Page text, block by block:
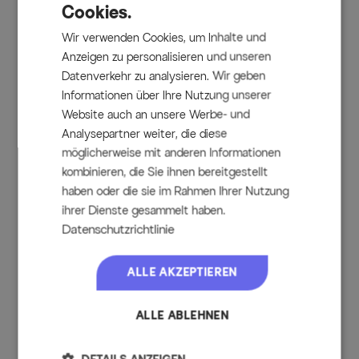
hochwertige Materialien verwendet, die durch ihre
entsprechen. Durch diesen hohen Standard sind die Möbel
besonders strapazierfähig und bei richtiger Pflege äußerst
haltbar.
Hohe Belastbarkeit und klappbar
Aufgrund der besonders stabilen Bauweise können die
Sessel mit bis zu ca. 130 kg belastet werden. Bei Bedarf
lassen sich die Sessel zusammenklappen und platzsparend
verstauen.
Bodenschoner
Die Esstischgarnitur verfügt über Kunststoffkappen an
den Füßen und schützt so Ihren Terrassenboden vor
Kratzern.
1x OUTFLEXX® Ausziehtisch in OUTFLEXX® anthrazit
matt, ca. 180/280 x 100 x 78 cm
Cookies.
Wir verwenden Cookies, um Inhalte und
Anzeigen zu personalisieren und unseren
Datenverkehr zu analysieren. Wir geben
Informationen über Ihre Nutzung unserer
Website auch an unsere Werbe- und
Analysepartner weiter, die diese
möglicherweise mit anderen Informationen
kombinieren, die Sie ihnen bereitgestellt
haben oder die sie im Rahmen Ihrer Nutzung
ihrer Dienste gesammelt haben.
Datenschutzrichtlinie
ALLE AKZEPTIEREN
ALLE ABLEHNEN